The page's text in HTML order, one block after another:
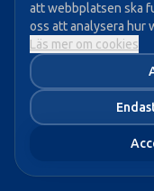
att webbplatsen ska
oss att analysera hur
Läs mer om cookies
→ Våra
→ Bli medlem